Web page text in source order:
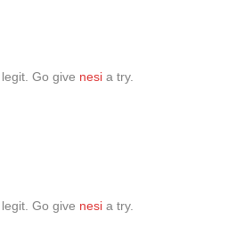
Go give nesi a try.
Go give nesi a try.